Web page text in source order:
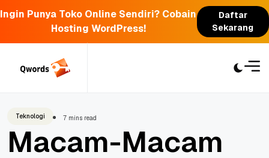
Ingin Punya Toko Online Sendiri? Cobain
Hosting WordPress!
Daftar
Sekarang
Teknologi 7 mins read
Macam-Macam